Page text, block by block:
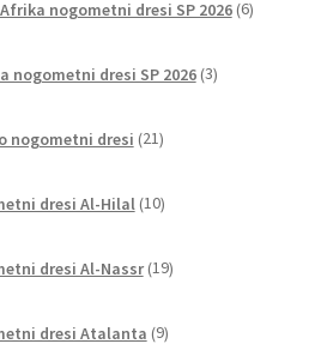
nogometni dresi SP 2026 6izdelkov
nogometni dresi SP 2026 3izdelki
nogometni dresi 21izdelkov
dresi Al-Hilal 10izdelkov
dresi Al-Nassr 19izdelkov
dresi Atalanta 9izdelkov